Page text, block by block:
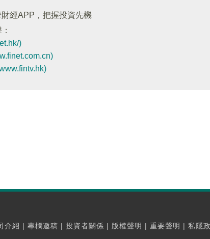
經APP，把握投資先機
)
介紹 | 專欄邀稿 | 投資者關係 | 版權聲明 | 重要聲明 | 私隱